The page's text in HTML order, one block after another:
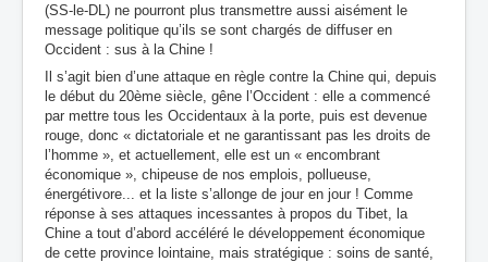
(SS-le-DL) ne pourront plus transmettre aussi aisément le
message politique qu’ils se sont chargés de diffuser en
Occident : sus à la Chine !
Il s’agit bien d’une attaque en règle contre la Chine qui, depuis
le début du 20ème siècle, gêne l’Occident : elle a commencé
par mettre tous les Occidentaux à la porte, puis est devenue
rouge, donc « dictatoriale et ne garantissant pas les droits de
l’homme », et actuellement, elle est un « encombrant
économique », chipeuse de nos emplois, pollueuse,
énergétivore... et la liste s’allonge de jour en jour ! Comme
réponse à ses attaques incessantes à propos du Tibet, la
Chine a tout d’abord accéléré le développement économique
de cette province lointaine, mais stratégique : soins de santé,